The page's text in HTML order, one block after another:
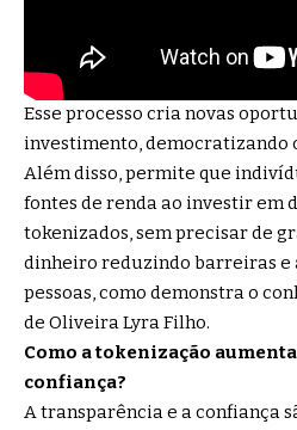
Esse processo cria novas
investimento, democratizando
Além disso, permite que
fontes de renda ao investir em
tokenizados, sem precisar de
dinheiro reduzindo barreiras e
pessoas, como demonstra o
de Oliveira Lyra Filho.
Como a tokenização
confiança?
A transparência e a confiança